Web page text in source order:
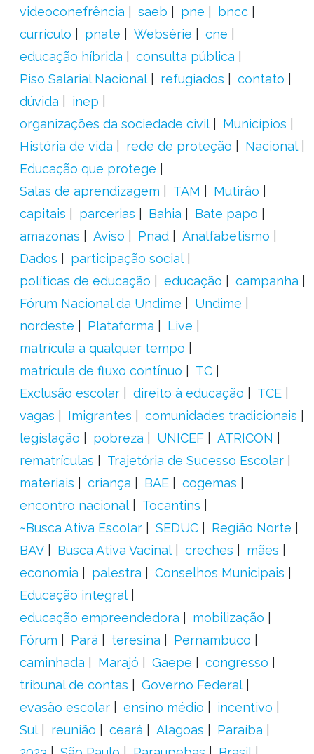
videoconefrência
saeb pne
bncc
currículo
pnate Websérie
cne
educação híbrida
consulta pública
Piso Salarial Nacional
refugiados
contato
dúvida
inep
organizações da sociedade civil
Municípios
História de vida
rede de proteção
Nacional
Educação que protege
Salas de aprendizagem
TAM
Mutirão
capitais
parcerias Bahia
Bate papo
amazonas
Aviso Pnad
Analfabetismo
Dados
participação social
políticas de educação
educação
campanha
Fórum Nacional da Undime
Undime
nordeste
Plataforma
Live
matrícula a qualquer tempo
matrícula de fluxo contínuo
TC
Exclusão escolar
direito à educação
TCE
vagas
Imigrantes
comunidades tradicionais
legislação
pobreza UNICEF
ATRICON
rematrículas
Trajetória de Sucesso Escolar
materiais
criança BAE
cogemas
encontro nacional
Tocantins
~Busca Ativa Escolar
SEDUC
Região Norte
BAV
Busca Ativa Vacinal creches
mães
economia
palestra
Conselhos Municipais
Educação integral
educação empreendedora
mobilização
Fórum
Pará teresina
Pernambuco
caminhada
Marajó Gaepe
congresso
tribunal de contas
Governo Federal
evasão escolar
ensino médio
incentivo
Sul
reunião ceará Alagoas
Paraíba